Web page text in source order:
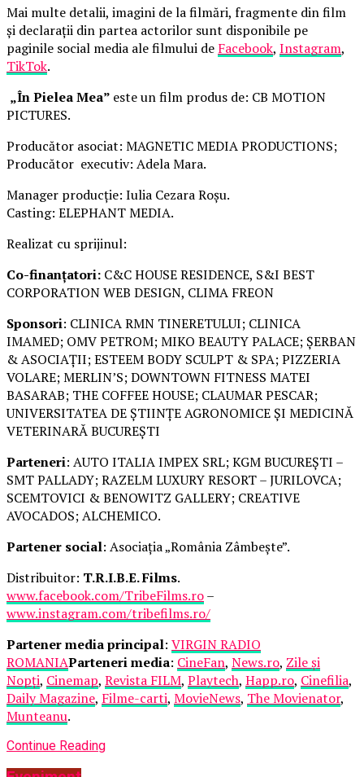
Mai multe detalii, imagini de la filmări, fragmente din film
și declarații din partea actorilor sunt disponibile pe
paginile social media ale filmului de Facebook, Instagram,
TikTok.
„În Pielea Mea” este un film produs de: CB MOTION
PICTURES.
Producător asociat: MAGNETIC MEDIA PRODUCTIONS;
Producător executiv: Adela Mara.
Manager producție: Iulia Cezara Roșu.
Casting: ELEPHANT MEDIA.
Realizat cu sprijinul:
Co-finanțatori: C&C HOUSE RESIDENCE, S&I BEST
CORPORATION WEB DESIGN, CLIMA FREON
Sponsori: CLINICA RMN TINERETULUI; CLINICA
IMAMED; OMV PETROM; MIKO BEAUTY PALACE; ȘERBAN
& ASOCIAȚII; ESTEEM BODY SCULPT & SPA; PIZZERIA
VOLARE; MERLIN’S; DOWNTOWN FITNESS MATEI
BASARAB; THE COFFEE HOUSE; CLAUMAR PESCAR;
UNIVERSITATEA DE ȘTIINȚE AGRONOMICE ȘI MEDICINĂ
VETERINARĂ BUCUREȘTI
Parteneri: AUTO ITALIA IMPEX SRL; KGM BUCUREȘTI –
SMT PALLADY; RAZELM LUXURY RESORT – JURILOVCA;
SCEMTOVICI & BENOWITZ GALLERY; CREATIVE
AVOCADOS; ALCHEMICO.
Partener social: Asociația „România Zâmbește”.
Distribuitor: T.R.I.B.E. Films.
www.facebook.com/TribeFilms.ro–
www.instagram.com/tribefilms.ro/
Partener media principal: VIRGIN RADIO
ROMANIAParteneri media: CineFan, News.ro, Zile și
Nopți, Cinemap, Revista FILM, Playtech, Happ.ro, Cinefilia,
Daily Magazine, Filme-carti, MovieNews, The Movienator,
Munteanu.
Continue Reading